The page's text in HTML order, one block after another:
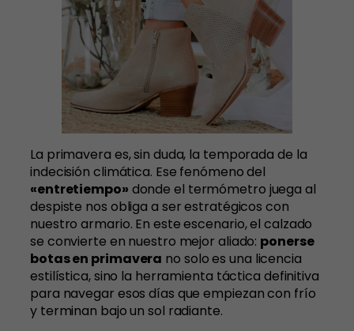
La primavera es, sin duda, la temporada de la
indecisión climática. Ese fenómeno del
«entretiempo» donde el termómetro juega al
despiste nos obliga a ser estratégicos con
nuestro armario. En este escenario, el calzado
se convierte en nuestro mejor aliado: ponerse
botas en primavera no solo es una licencia
estilística, sino la herramienta táctica definitiva
para navegar esos días que empiezan con frío
y terminan bajo un sol radiante.